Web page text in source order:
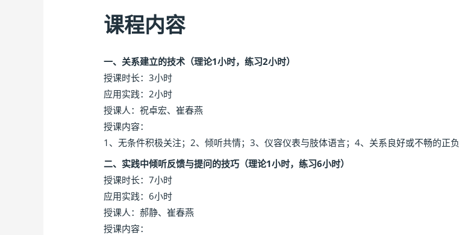
课程内容
一、关系建立的技术（理论1小时，练习2小时）
授课时长：3小时
应用实践：2小时
授课人：祝卓宏、崔春燕
授课内容：
1、无条件积极关注；2、倾听共情；3、仪容仪表与肢体语言；4、关系良好或不畅的正
二、实践中倾听反馈与提问的技巧（理论1小时，练习6小时）
授课时长：7小时
应用实践：6小时
授课人：郝静、崔春燕
授课内容：